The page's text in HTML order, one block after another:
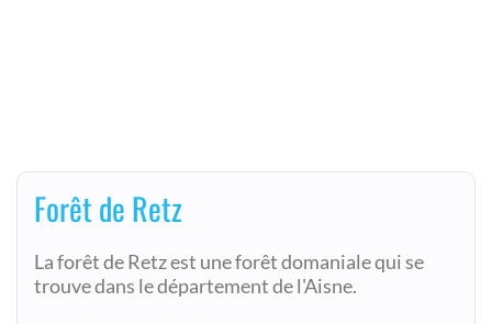
Forêt de Retz
La forêt de Retz est une forêt domaniale qui se
trouve dans le département de l'Aisne.